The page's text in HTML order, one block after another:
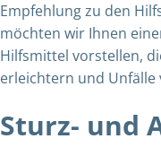
Empfehlung zu den
möchten wir Ihnen
Hilfsmittel vorstellen,
erleichtern und Unfälle
Sturz- und